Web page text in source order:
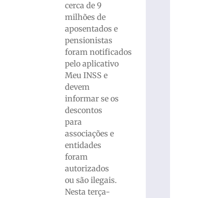
cerca de 9
milhões de
aposentados e
pensionistas
foram notificados
pelo aplicativo
Meu INSS e
devem
informar se os
descontos
para
associações e
entidades
foram
autorizados
ou são ilegais.
Nesta terça-